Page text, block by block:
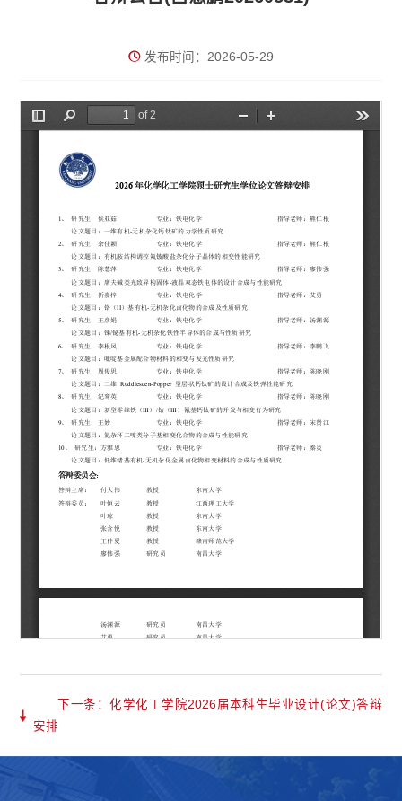
发布时间：2026-05-29
下一条：化学化工学院2026届本科生毕业设计(论文)答辩
安排